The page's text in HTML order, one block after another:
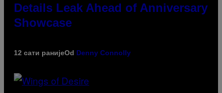
Details Leak Ahead of Anniversary
Showcase
12 сати ранијеOd Denny Connolly